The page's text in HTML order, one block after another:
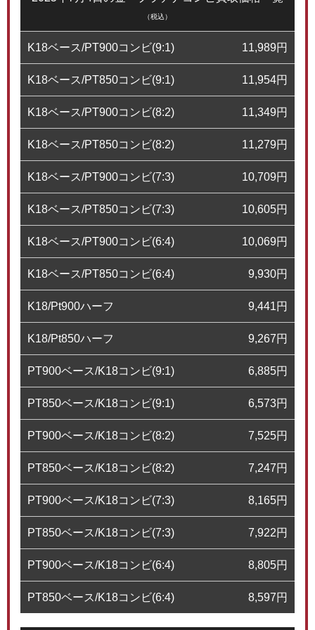
（税込）
K18ベース/PT900コンビ(9:1) 11,989円
K18ベース/PT850コンビ(9:1) 11,954円
K18ベース/PT900コンビ(8:2) 11,349円
K18ベース/PT850コンビ(8:2) 11,279円
K18ベース/PT900コンビ(7:3) 10,709円
K18ベース/PT850コンビ(7:3) 10,605円
K18ベース/PT900コンビ(6:4) 10,069円
K18ベース/PT850コンビ(6:4) 9,930円
K18/Pt900ハーフ 9,441円
K18/Pt850ハーフ 9,267円
PT900ベース/K18コンビ(9:1) 6,885円
PT850ベース/K18コンビ(9:1) 6,573円
PT900ベース/K18コンビ(8:2) 7,525円
PT850ベース/K18コンビ(8:2) 7,247円
PT900ベース/K18コンビ(7:3) 8,165円
PT850ベース/K18コンビ(7:3) 7,922円
PT900ベース/K18コンビ(6:4) 8,805円
PT850ベース/K18コンビ(6:4) 8,597円